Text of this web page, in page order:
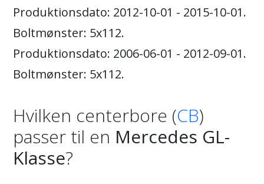
Produktionsdato: 2012-10-01 - 2015-10-01.
Boltmønster: 5x112.
Produktionsdato: 2006-06-01 - 2012-09-01.
Boltmønster: 5x112.
Hvilken centerbore (CB)
passer til en Mercedes GL-
Klasse?